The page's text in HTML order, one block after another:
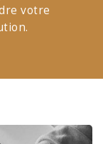
votre